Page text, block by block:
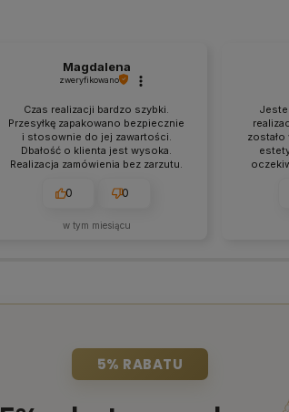
Magdalena
zweryfikowano
Czas realizacji bardzo szybki.
Przesyłkę zapakowano bezpiecznie
i stosownie do jej zawartości.
Dbałość o klienta jest wysoka.
Realizacja zamówienia bez zarzutu.
0 0
w tym miesiącu
5% RABATU